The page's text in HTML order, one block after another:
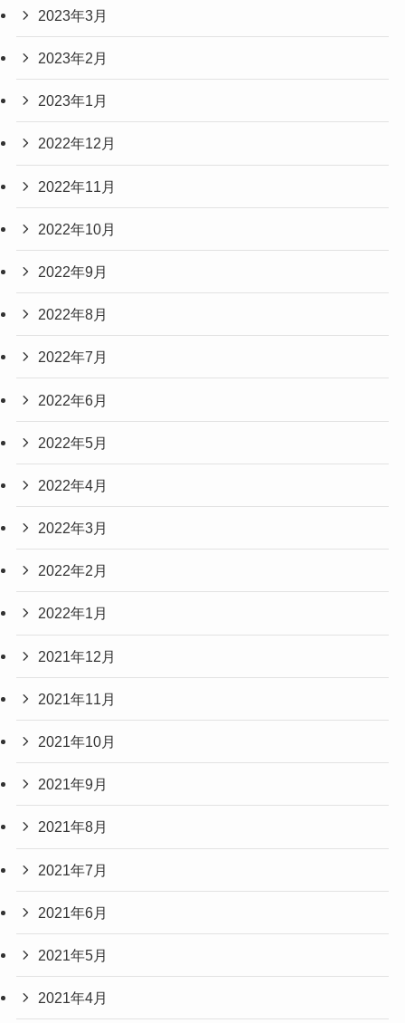
2023年3月
2023年2月
2023年1月
2022年12月
2022年11月
2022年10月
2022年9月
2022年8月
2022年7月
2022年6月
2022年5月
2022年4月
2022年3月
2022年2月
2022年1月
2021年12月
2021年11月
2021年10月
2021年9月
2021年8月
2021年7月
2021年6月
2021年5月
2021年4月